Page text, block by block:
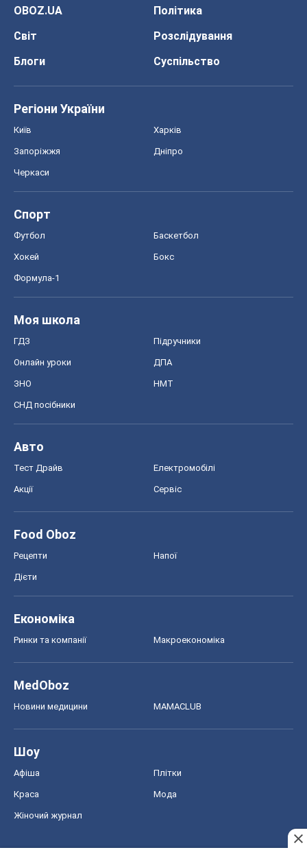
OBOZ.UA
Політика
Світ
Розслідування
Блоги
Суспільство
Регіони України
Київ Харків
Запоріжжя Дніпро
Черкаси
Спорт
Футбол Баскетбол
Хокей Бокс
Формула-1
Моя школа
ГДЗ Підручники
Онлайн уроки ДПА
ЗНО НМТ
СНД посібники
Авто
Тест Драйв Електромобілі
Акції Сервіс
Food Oboz
Рецепти Напої
Дієти
Економіка
Ринки та компанії Макроекономіка
MedOboz
Новини медицини MAMACLUB
Шоу
Афіша Плітки
Краса Мода
Жіночий журнал